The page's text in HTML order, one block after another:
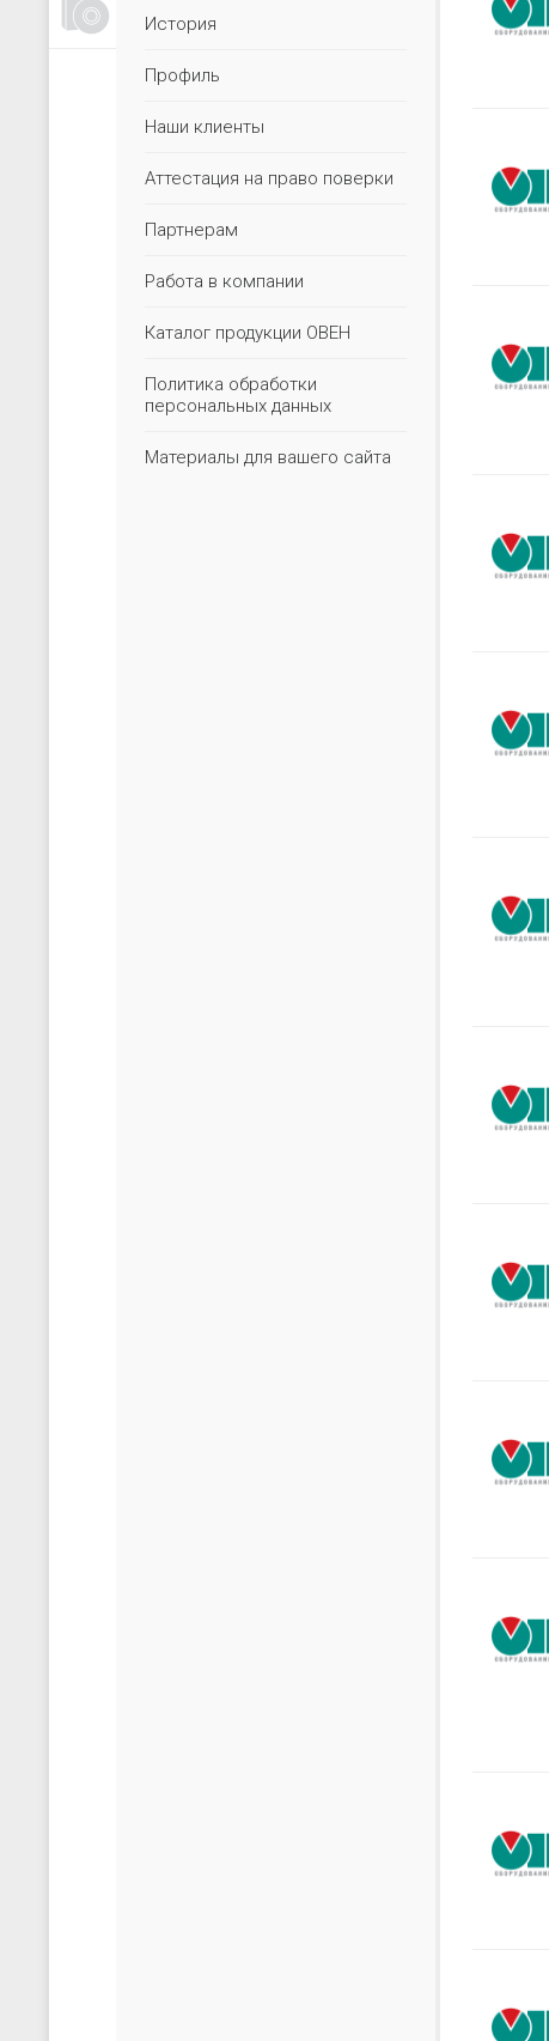
Счетчики, таймеры, тахометры
Для водоподготовки
Для электрических сетей
Ручные задатчики сигналов
Дополнительные устройства
История
Профиль
Наши клиенты
Аттестация на право поверки
Партнерам
Работа в компании
Каталог продукции ОВЕН
Политика обработки
персональных данных
Материалы для вашего сайта